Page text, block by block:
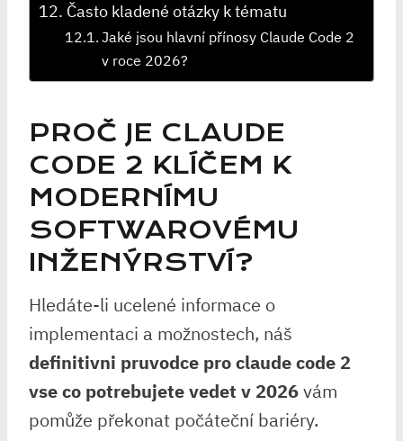
Často kladené otázky k tématu
Jaké jsou hlavní přínosy Claude Code 2
v roce 2026?
PROČ JE CLAUDE
CODE 2 KLÍČEM K
MODERNÍMU
SOFTWAROVÉMU
INŽENÝRSTVÍ?
Hledáte-li ucelené informace o
implementaci a možnostech, náš
definitivni pruvodce pro claude code 2
vse co potrebujete vedet v 2026vám
pomůže překonat počáteční bariéry.